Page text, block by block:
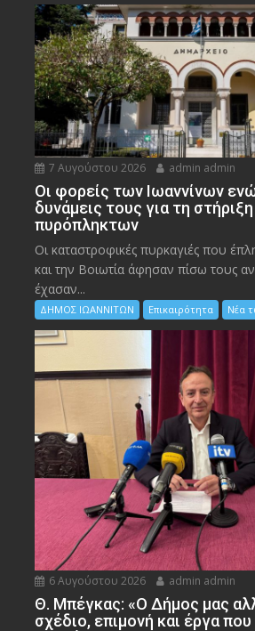
7 Αυγούστου 2026 admin admin
Οι φορείς των Ιωαννίνων
δυνάμεις τους για τη
πυρόπληκτων
Οι καταστροφικές πυρκαγιές που
και την Bοιωτία άφησαν πίσω τους
έχασαν...
ΔΗΜΟΣ ΙΩΑΝΝΙΤΩΝ Επικαιρότητα Νέα
6 Αυγούστου 2026 admin admin
Θ. Μπέγκας: «Ο Δήμος μας
σχέδιο, επιμονή και έργα